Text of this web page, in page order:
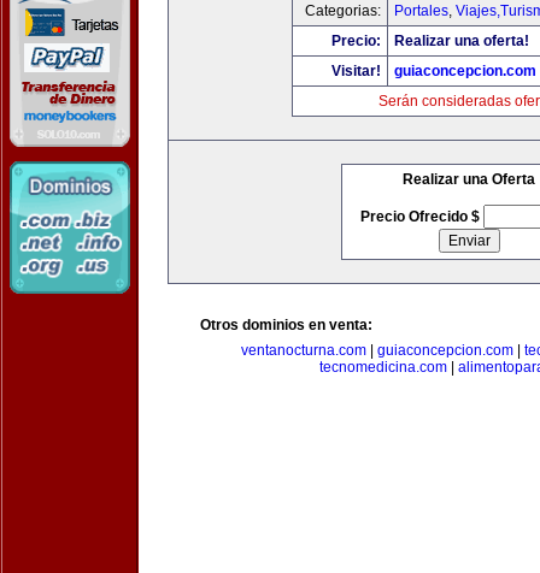
Categorias:
Portales,
Precio:
Realizar una oferta!
Visitar!
guiaconcepcion.com
Serán consideradas
Realizar una Oferta
Precio Ofrecido $
Otros dominios en venta:
ventanocturna.com| guiaconcepcion.com|
tecnomedicina.com|